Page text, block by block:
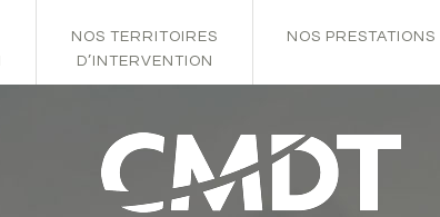
NOS TERRITOIRES
D’INTERVENTION
NOS PRESTATIONS